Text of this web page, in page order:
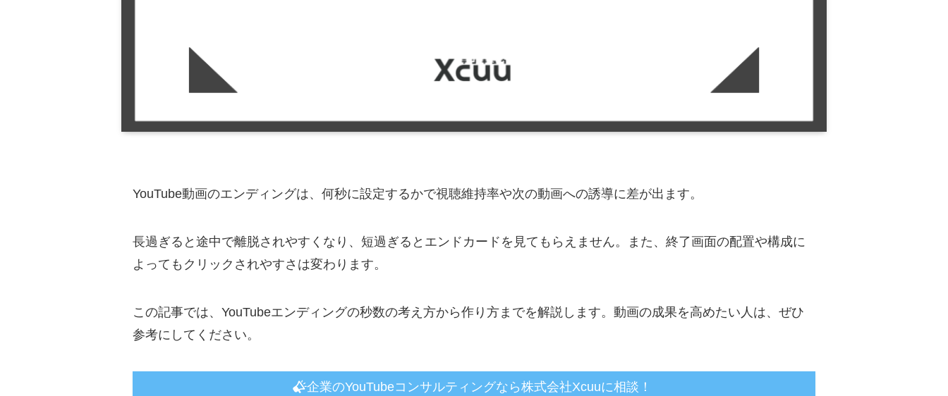
YouTube動画のエンディングは、何秒に設定するかで視聴維持率や次の動画への誘導に差が出ます。
長過ぎると途中で離脱されやすくなり、短過ぎるとエンドカードを見てもらえません。また、終了画面の配置や構成に
よってもクリックされやすさは変わります。
この記事では、YouTubeエンディングの秒数の考え方から作り方までを解説します。動画の成果を高めたい人は、ぜひ
参考にしてください。
企業のYouTubeコンサルティングなら株式会社Xcuuに相談！